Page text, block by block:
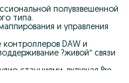
полувзвешенной
типа.
и управления
DAW и
?живой“ связи
станциями, включая Pro